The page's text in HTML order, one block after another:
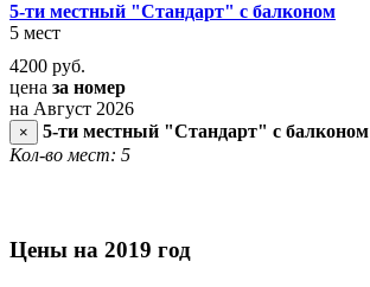
5-ти местный "Стандарт" с балконом
5 мест
4200 руб.
цена за номер
на Август 2026
×
5-ти местный "Стандарт" с балконом
Кол-во мест: 5
Цены на 2019 год